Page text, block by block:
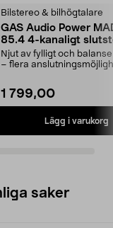
Bilstereo & bilhögtalare
GAS Audio Power
85.4 4-kanaligt
4x85W RMS
Njut av fylligt och
– flera
1 799,00
Lägg i varukorg
saker